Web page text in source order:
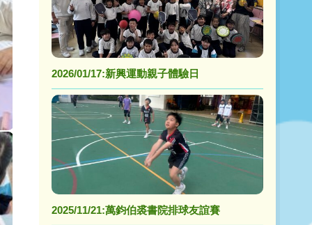
2026/01/17:新興運動親子體驗日
2025/11/21:萬鈞伯裘書院排球友誼賽